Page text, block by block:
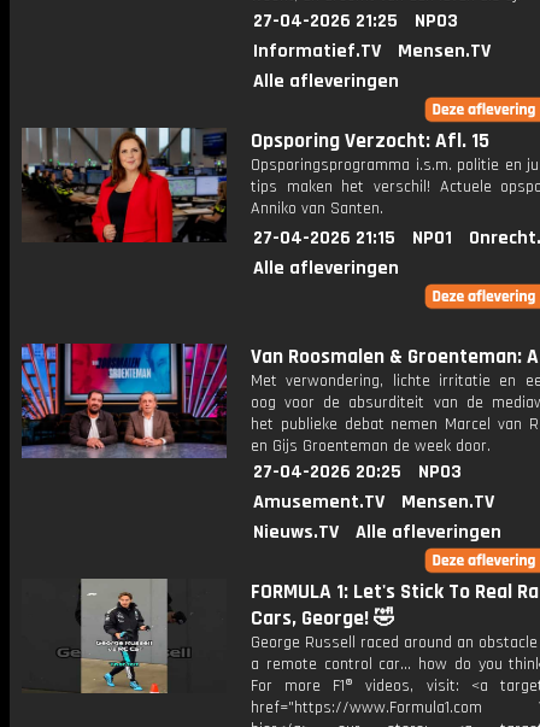
27-04-2026 21:25
NPO3
Informatief.TV
Mensen.TV
Alle afleveringen
Opsporing Verzocht: Afl. 15
Opsporingsprogramma i.s.m. politie en
tips maken het verschil! Actuele
Anniko van Santen.
27-04-2026 21:15 NPO1
Alle afleveringen
Van Roosmalen & Groenteman:
Met verwondering, lichte irritatie en
oog voor de absurditeit van de
het publieke debat nemen Marcel van
en Gijs Groenteman de week door.
27-04-2026 20:25
NPO3
Amusement.TV
Mensen.TV
Nieuws.TV
Alle afleveringen
FORMULA 1: Let's Stick To Real
Cars, George! 🤣
George Russell raced around an
a remote control car... how do you
For more F1® videos, visit: <a
href="https://www.Formula1.com